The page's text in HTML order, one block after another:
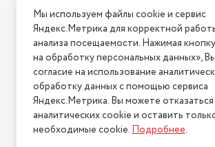
Диаметр резьбы на входе
1/2"
Диаметр резьбы на выходе
½
Способ розжига
Производительность
водонагревателя
10
Диаметр дымохода (мм)
60
Условия возврата
Нашли ошибку на сайте?
2026 © Интернет-магазин "АстМаркет". У
Политика
Мы используем файлы cookie и сервис
Яндекс.Метрика для корректной
анализа посещаемости. Нажимая
на обработку персональных данных»,
согласие на использование
обработку данных с помощью сервиса
Яндекс.Метрика. Вы можете
аналитических cookie и оставить
необходимые cookie.Подробнее.